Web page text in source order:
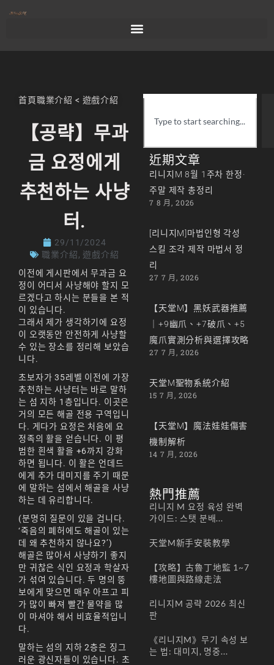
首頁職業介紹 < 遊戲介紹
【공략】무과
금 요정에게
추천하는 사냥
터.
29/11/2024
職業介紹, 遊戲介紹
이전에 게시판에서 무과금 요
정이 어디서 사냥해야 할지 모
르겠다고 하시는 분들을 본 적
이 있습니다.
그래서 제가 생각하기에 요정
이 오랫동안 안전하게 사냥할
수 있는 장소를 정리해 보았습
니다.
초보자가 35레벨 이전에 가장
추천하는 사냥터는 바로 말하
는 섬 지하 1층입니다. 이곳은
거의 모든 해골 전용 구역입니
다. 게다가 요정은 처음에 요
정족의 활을 얻습니다. 이 평
범한 흰색 활을 +6까지 강화
하면 됩니다. 이 활은 언데드
에게 추가 대미지를 주기 때문
에 말하는 섬에서 해골을 사냥
하는 데 유리합니다.
(분명히 질문이 있을 겁니다.
‘죽음의 폐허에도 해골이 있는
데 왜 추천하지 않나요?’)
해골은 많아서 사냥하기 좋지
만 귀찮은 식인 요정과 학살자
가 섞여 있습니다. 두 명의 뚱
보에게 맞으면 매우 아프고 피
가 많이 빠져 빨간 물약을 많
이 마셔야 해서 비효율적입니
다.
말하는 섬의 지하 2층은 징그
러운 광신자들이 있습니다. 초
近期文章
리니지M 8월 1주차 한정·
주말 제작 총정리
7 8 月, 2026
[리니지M]마법인형 각성
스킬 조각 제작 마법서 정
리
27 7 月, 2026
【天堂M】黑妖武器推薦
｜+9幽爪、+7破爪、+5
魔爪實測分析與選擇攻略
27 7 月, 2026
天堂M聖物系統介紹
15 7 月, 2026
【天堂M】魔法娃娃傷害
機制解析
14 7 月, 2026
熱門推薦
리니지 M 요정 육성 완벽
가이드: 스탯 분배...
天堂M新手安裝教學
【攻略】古魯丁地監 1~7
樓地圖與路線走法
리니지M 공략 2026 최신
판
《리니지M》무기 속성 보
는 법: 대미지, 명중...